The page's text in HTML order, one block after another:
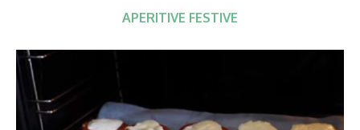
APERITIVE FESTIVE